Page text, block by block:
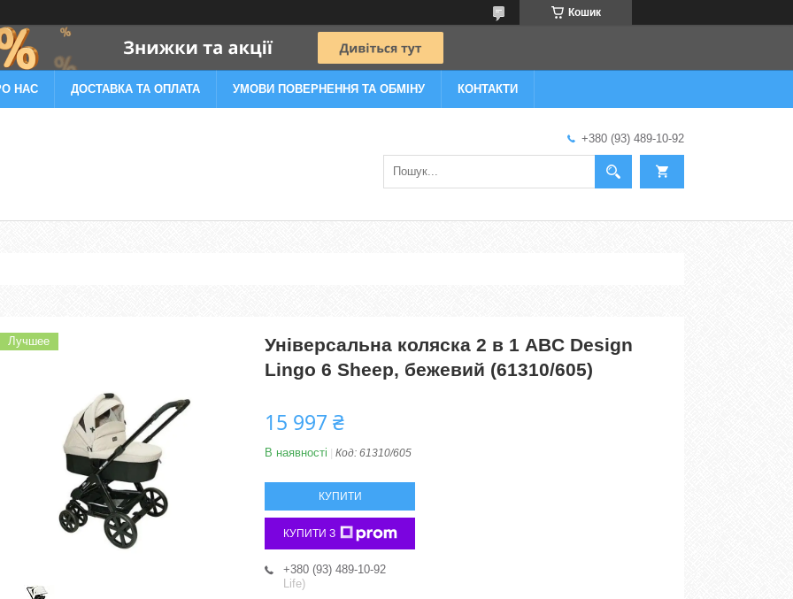
Кошик
НАС ДОСТАВКА ТА ОПЛАТА УМОВИ ПОВЕРНЕННЯ ТА ОБМІНУ КОНТАКТИ
+380 (93) 489-10-92
Лучшее
Універсальна коляска 2 в 1 ABC Design
Lingo 6 Sheep, бежевий (61310/605)
15 997 ₴
В наявності Код: 61310/605
КУПИТИ
КУПИТИ З
+380 (93) 489-10-92
Life)